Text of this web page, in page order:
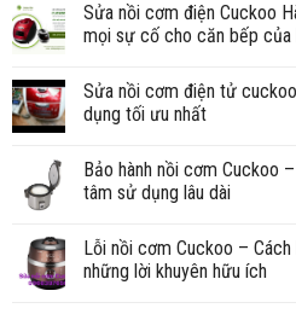
Sửa nồi cơm điện Cuckoo
mọi sự cố cho căn bếp của
Sửa nồi cơm điện tử
dụng tối ưu nhất
Bảo hành nồi cơm Cuckoo
tâm sử dụng lâu dài
Lỗi nồi cơm Cuckoo –
những lời khuyên hữu ích